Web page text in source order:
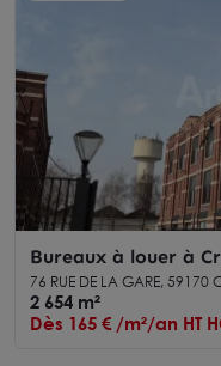
Bureaux à louer à
parking privatif
76 RUE DE LA GARE, 59170
2 654 m²
Dès 165 € /m²/an HT